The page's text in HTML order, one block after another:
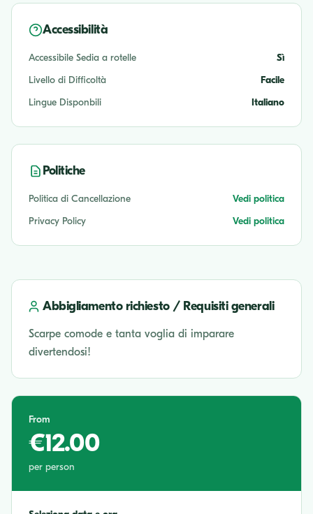
Accessibilità
Accessibile Sedia a rotelle
Sì
Livello di Difficoltà
Facile
Lingue Disponbili
Italiano
Politiche
Politica di Cancellazione
Vedi politica
Privacy Policy
Vedi politica
Abbigliamento richiesto / Requisiti generali
Scarpe comode e tanta voglia di imparare
divertendosi!
From
€12.00
per person